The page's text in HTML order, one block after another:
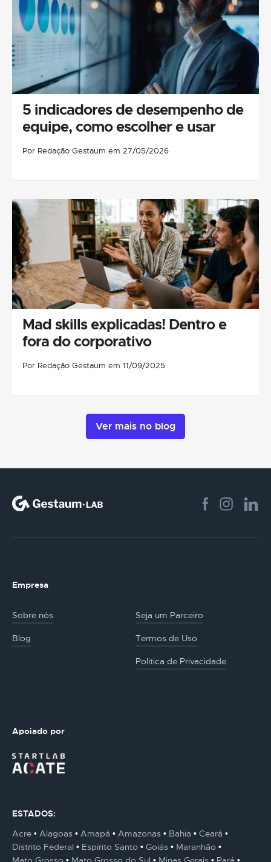
5 indicadores de desempenho de
equipe, como escolher e usar
Por Redação Gestaum em 27/05/2026
Mad skills explicadas! Dentro e
fora do corporativo
Por Redação Gestaum em 11/09/2025
Ver mais no blog
Empresa
Sobre nós Seja um Parceiro
Blog Termos de Uso
Politica de Privacidade
Apoiado por
ESTADOS:
Acre
Alagoas Amapá Amazonas Bahia
Ceará
Distrito Federal
Espírito Santo Goiás
Maranhão